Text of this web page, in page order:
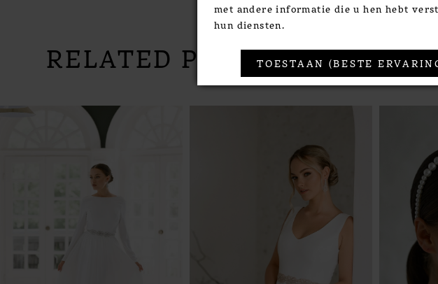
RELATED PRODUCTS
Related
Skip
AUTOPLAY
SLIDE
SLIDE
0
met andere informatie die u hen hebt
hun diensten.
TOESTAAN (BESTE